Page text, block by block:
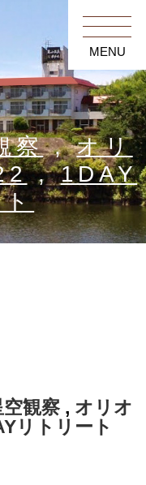
MENU
察,オリ
,1DAY
ト
空観察 , オリオ
リトリート